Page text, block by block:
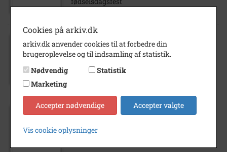
1917- 1918
Anders Jensen Andersen og hustru
2020
formand i Lokalhistorisk Forening for
Cookies på arkiv.dk
arkiv.dk anvender cookies til at forbedre din
brugeroplevelse og til indsamling af statistik.
Nødvendig
Statistik
Marketing
Accepter nødvendige Accepter valgte
Vis cookie oplysninger